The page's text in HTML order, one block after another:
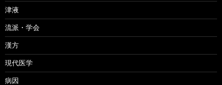
津液
流派・学会
漢方
現代医学
病因